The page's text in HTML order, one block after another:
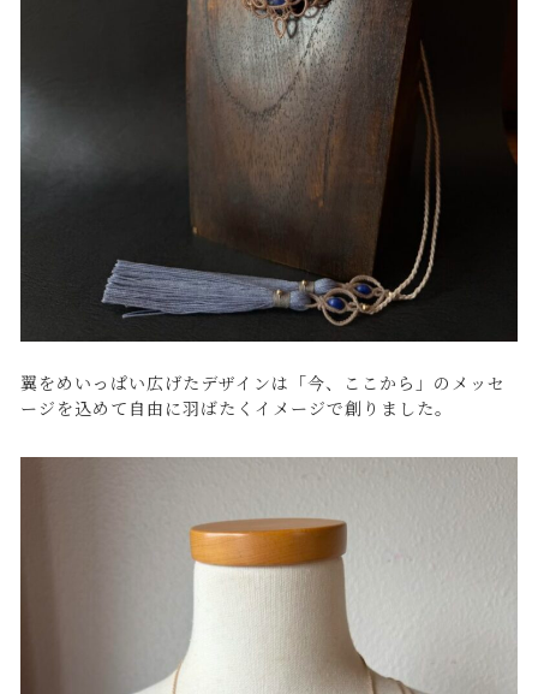
翼をめいっぱい広げたデザインは「今、ここから」のメッセ
ージを込めて自由に羽ばたくイメージで創りました。